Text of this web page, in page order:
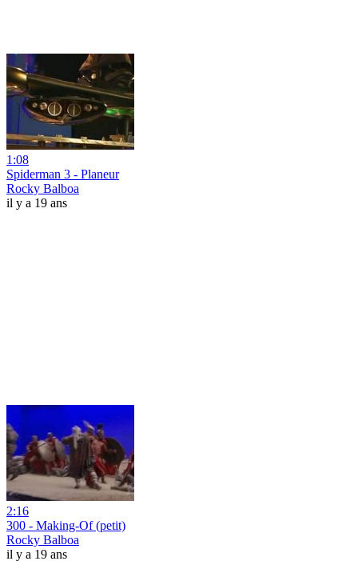
1:08
Spiderman 3 - Planeur
Rocky Balboa
il y a 19 ans
2:16
300 - Making-Of (petit)
Rocky Balboa
il y a 19 ans